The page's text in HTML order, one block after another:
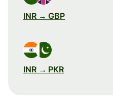
INR → GBP
INR → PKR